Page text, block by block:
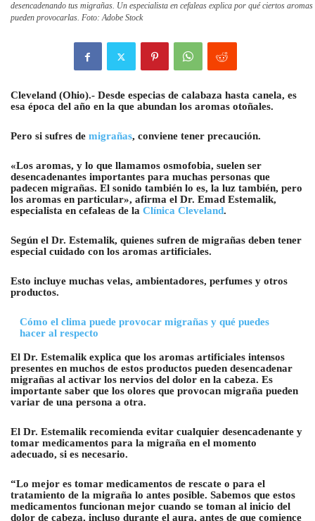
desencadenando tus migrañas. Un especialista en cefaleas explica por qué ciertos aromas
pueden provocarlas. Foto: Adobe Stock
Cleveland (Ohio).- Desde especias de calabaza hasta canela, es
esa época del año en la que abundan los aromas otoñales.
Pero si sufres de migrañas, conviene tener precaución.
«Los aromas, y lo que llamamos osmofobia, suelen ser
desencadenantes importantes para muchas personas que
padecen migrañas. El sonido también lo es, la luz también, pero
los aromas en particular», afirma el Dr. Emad Estemalik,
especialista en cefaleas de la Clínica Cleveland.
Según el Dr. Estemalik, quienes sufren de migrañas deben tener
especial cuidado con los aromas artificiales.
Esto incluye muchas velas, ambientadores, perfumes y otros
productos.
Cómo el clima puede provocar migrañas y qué puedes
hacer al respecto
El Dr. Estemalik explica que los aromas artificiales intensos
presentes en muchos de estos productos pueden desencadenar
migrañas al activar los nervios del dolor en la cabeza. Es
importante saber que los olores que provocan migraña pueden
variar de una persona a otra.
El Dr. Estemalik recomienda evitar cualquier desencadenante y
tomar medicamentos para la migraña en el momento
adecuado, si es necesario.
“Lo mejor es tomar medicamentos de rescate o para el
tratamiento de la migraña lo antes posible. Sabemos que estos
medicamentos funcionan mejor cuando se toman al inicio del
dolor de cabeza, incluso durante el aura, antes de que comience